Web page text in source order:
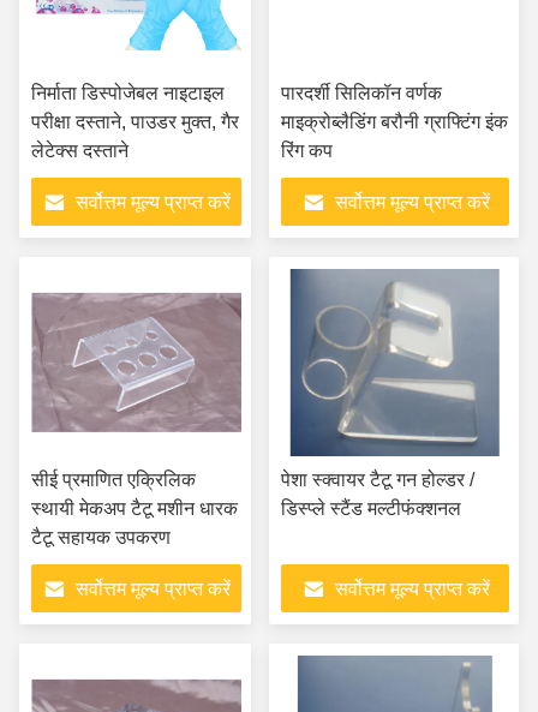
निर्माता डिस्पोजेबल नाइटाइल
परीक्षा दस्ताने, पाउडर मुक्त, गैर
लेटेक्स दस्ताने
सर्वोत्तम मूल्य प्राप्त करें
पारदर्शी सिलिकॉन वर्णक
माइक्रोब्लैडिंग बरौनी ग्राफ्टिंग इंक
रिंग कप
सर्वोत्तम मूल्य प्राप्त करें
सीई प्रमाणित एक्रिलिक
स्थायी मेकअप टैटू मशीन धारक
टैटू सहायक उपकरण
सर्वोत्तम मूल्य प्राप्त करें
पेशा स्क्वायर टैटू गन होल्डर /
डिस्प्ले स्टैंड मल्टीफंक्शनल
सर्वोत्तम मूल्य प्राप्त करें